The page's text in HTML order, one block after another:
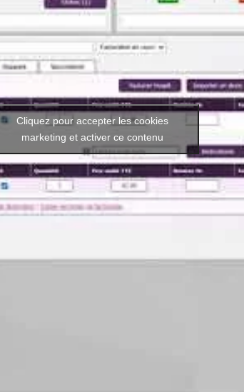
Cliquez pour accepter les cookies
marketing et activer ce contenu